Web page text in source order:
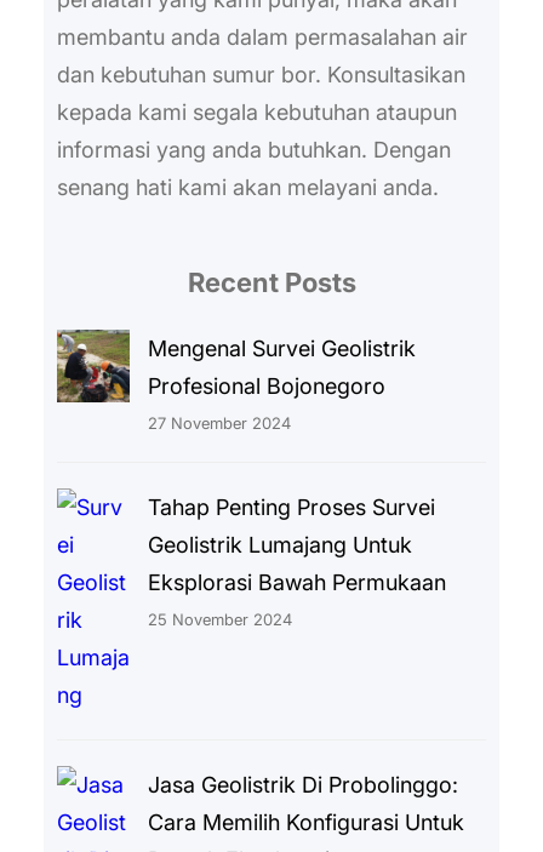
membantu anda dalam permasalahan air
dan kebutuhan sumur bor. Konsultasikan
kepada kami segala kebutuhan ataupun
informasi yang anda butuhkan. Dengan
senang hati kami akan melayani anda.
Recent Posts
Mengenal Survei Geolistrik
Profesional Bojonegoro
27 November 2024
Tahap Penting Proses Survei
Geolistrik Lumajang Untuk
Eksplorasi Bawah Permukaan
25 November 2024
Jasa Geolistrik Di Probolinggo:
Cara Memilih Konfigurasi Untuk